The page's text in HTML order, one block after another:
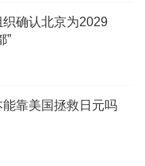
确认北京为2029
”
靠美国拯救日元吗